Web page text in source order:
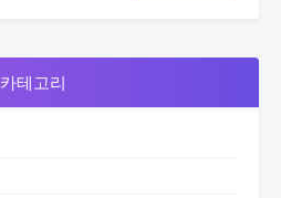
카테고리